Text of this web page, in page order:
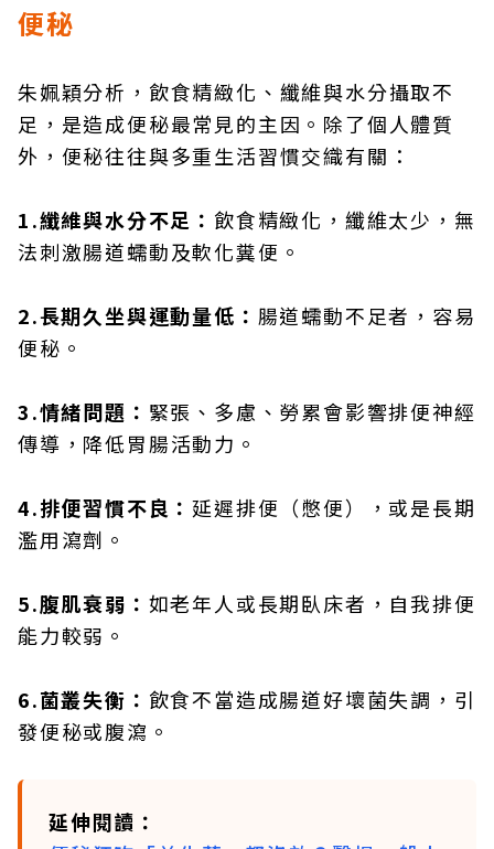
便秘
朱姵穎分析，飲食精緻化、纖維與水分攝取不
足，是造成便秘最常見的主因。除了個人體質
外，便秘往往與多重生活習慣交織有關：
1.纖維與水分不足： 飲食精緻化，纖維太少，無
法刺激腸道蠕動及軟化糞便。
2.長期久坐與運動量低： 腸道蠕動不足者，容易
便秘。
3.情緒問題： 緊張、多慮、勞累會影響排便神經
傳導，降低胃腸活動力。
4.排便習慣不良：延遲排便（憋便），或是長期
濫用瀉劑。
5.腹肌衰弱： 如老年人或長期臥床者，自我排便
能力較弱。
6.菌叢失衡： 飲食不當造成腸道好壞菌失調，引
發便秘或腹瀉。
延伸閱讀：